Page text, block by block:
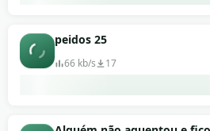
peidos 25
66 kb/s 17